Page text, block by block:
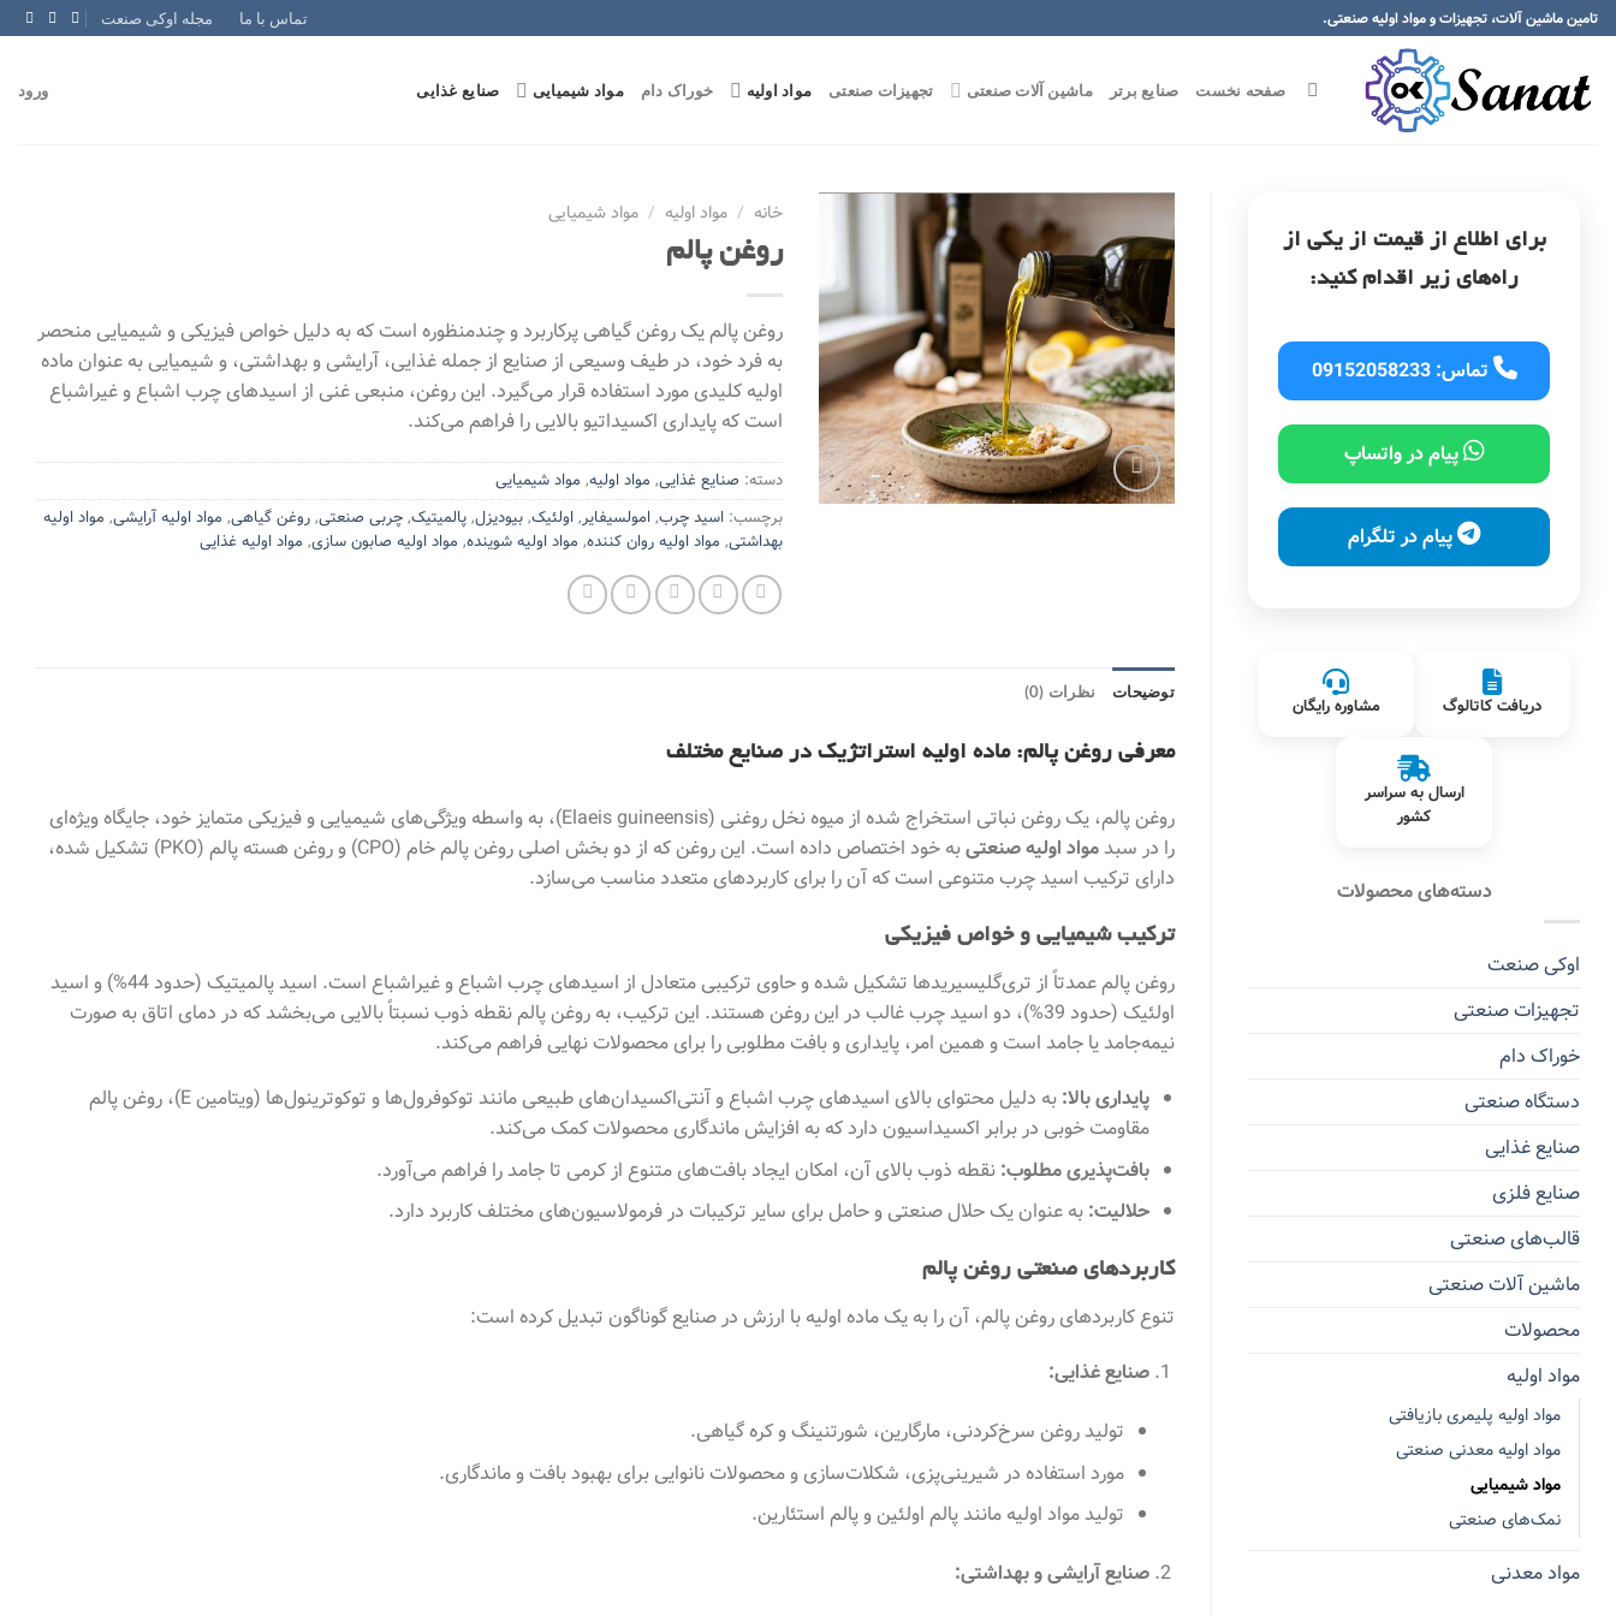
to
تامین ماشین آلات، تجهیزات و مواد اولیه صنعتی. تماس با ما مجله اوکی صنعت
صفحه نخست صنایع برتر ماشین آلات صنعتی تجهیزات صنعتی مواد اولیه خوراک دام مواد شیمیایی صنایع غذایی ورود
برای اطلاع از قیمت از یکی از
راه‌های زیر اقدام کنید:
تماس: 09152058233
پیام در واتساپ
پیام در تلگرام
دریافت کاتالوگ مشاوره رایگان
ارسال به سراسر
کشور
دسته‌های محصولات
اوکی صنعت
تجهیزات صنعتی
خوراک دام
دستگاه صنعتی
صنایع غذایی
صنایع فلزی
قالب‌های صنعتی
ماشین آلات صنعتی
محصولات
مواد اولیه
مواد اولیه پلیمری بازیافتی
مواد اولیه معدنی صنعتی
مواد شیمیایی
نمک‌های صنعتی
مواد معدنی
wishlist
خانه / مواد اولیه / مواد شیمیایی
روغن پالم
روغن پالم یک روغن گیاهی پرکاربرد و چندمنظوره است که به دلیل خواص فیزیکی و شیمیایی منحصر
به فرد خود، در طیف وسیعی از صنایع از جمله غذایی، آرایشی و بهداشتی، و شیمیایی به عنوان ماده
اولیه کلیدی مورد استفاده قرار می‌گیرد. این روغن، منبعی غنی از اسیدهای چرب اشباع و غیراشباع
است که پایداری اکسیداتیو بالایی را فراهم می‌کند.
دسته: صنایع غذایی, مواد اولیه, مواد شیمیایی
برچسب: اسید چرب, امولسیفایر, اولئیک, بیودیزل, پالمیتیک, چربی صنعتی, روغن گیاهی, مواد اولیه آرایشی, مواد اولیه
بهداشتی, مواد اولیه روان کننده, مواد اولیه شوینده, مواد اولیه صابون سازی, مواد اولیه غذایی
توضیحات نظرات (0)
معرفی روغن پالم: ماده اولیه استراتژیک در صنایع مختلف
روغن پالم، یک روغن نباتی استخراج شده از میوه نخل روغنی (Elaeis guineensis)، به واسطه ویژگی‌های شیمیایی و فیزیکی متمایز خود، جایگاه ویژه‌ای
را در سبد مواد اولیه صنعتی
به خود اختصاص داده است. این روغن که از دو بخش اصلی روغن پالم خام (CPO) و روغن هسته پالم (PKO) تشکیل شده،
دارای ترکیب اسید چرب متنوعی است که آن را برای کاربردهای متعدد مناسب می‌سازد.
ترکیب شیمیایی و خواص فیزیکی
روغن پالم عمدتاً از تری‌گلیسیریدها تشکیل شده و حاوی ترکیبی متعادل از اسیدهای چرب اشباع و غیراشباع است. اسید پالمیتیک (حدود 44%) و اسید
اولئیک (حدود 39%)، دو اسید چرب غالب در این روغن هستند. این ترکیب، به روغن پالم نقطه ذوب نسبتاً بالایی می‌بخشد که در دمای اتاق به صورت
نیمه‌جامد یا جامد است و همین امر، پایداری و بافت مطلوبی را برای محصولات نهایی فراهم می‌کند.
پایداری بالا:
به دلیل محتوای بالای اسیدهای چرب اشباع و آنتی‌اکسیدان‌های طبیعی مانند توکوفرول‌ها و توکوترینول‌ها (ویتامین E)، روغن پالم
مقاومت خوبی در برابر اکسیداسیون دارد که به افزایش ماندگاری محصولات کمک می‌کند.
بافت‌پذیری مطلوب: نقطه ذوب بالای آن، امکان ایجاد بافت‌های متنوع از کرمی تا جامد را فراهم می‌آورد.
حلالیت: به عنوان یک حلال صنعتی و حامل برای سایر ترکیبات در فرمولاسیون‌های مختلف کاربرد دارد.
کاربردهای صنعتی روغن پالم
تنوع کاربردهای روغن پالم، آن را به یک ماده اولیه با ارزش در صنایع گوناگون تبدیل کرده است:
صنایع غذایی:
تولید روغن سرخ‌کردنی، مارگارین، شورتنینگ و کره گیاهی.
مورد استفاده در شیرینی‌پزی، شکلات‌سازی و محصولات نانوایی برای بهبود بافت و ماندگاری.
تولید مواد اولیه مانند پالم اولئین و پالم استئارین.
صنایع آرایشی و بهداشتی: